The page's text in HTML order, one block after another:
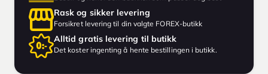
Rask og sikker levering
Forsikret levering til din valgte FOREX-butikk
Alltid gratis levering til butikk
Det koster ingenting å hente bestillingen i butikk.